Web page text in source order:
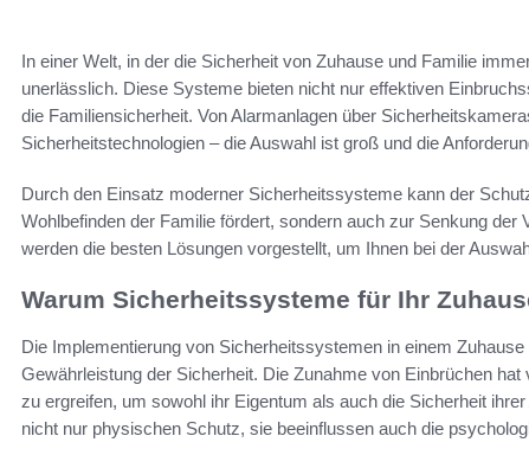
In einer Welt, in der die Sicherheit von Zuhause und Familie
unerlässlich. Diese Systeme bieten nicht nur effektiven
die Familiensicherheit. Von Alarmanlagen über
Sicherheitstechnologien – die Auswahl ist groß und die
Durch den Einsatz moderner Sicherheitssysteme kann der
Wohlbefinden der Familie fördert, sondern auch zur Senkung
werden die besten Lösungen vorgestellt, um Ihnen bei der
Warum Sicherheitssysteme für Ihr
Die Implementierung von Sicherheitssystemen in einem
Gewährleistung der Sicherheit. Die Zunahme von Einbrüchen
zu ergreifen, um sowohl ihr Eigentum als auch die Sicherheit
nicht nur physischen Schutz, sie beeinflussen auch die